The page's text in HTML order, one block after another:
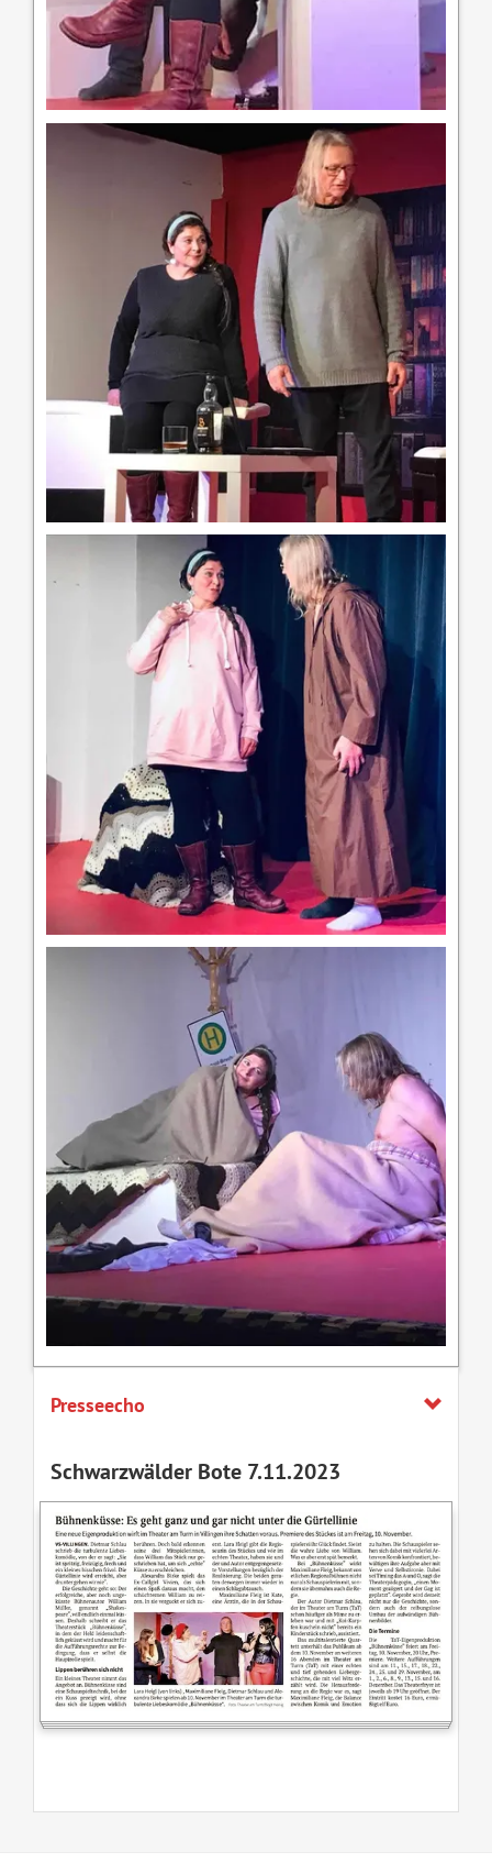
Presseecho
Schwarzwälder Bote 7.11.2023